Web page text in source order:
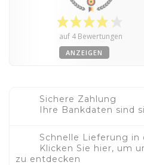
auf 4 Bewertungen
ANZEIGEN
Sichere Zahlung
Ihre Bankdaten sind
Schnelle Lieferung in
Klicken Sie hier, um
zu entdecken